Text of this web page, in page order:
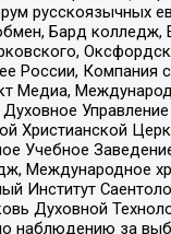
русскоязычных
Бард колледж,
России, Компания
Медиа,
Христианской
Учебное
Международное
Институт
Духовной
наблюдению за